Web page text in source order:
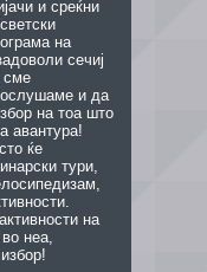
и среќни
на
сечиј
сме
и да
на тоа што
авантура!
ќе
тури,
на
неа,